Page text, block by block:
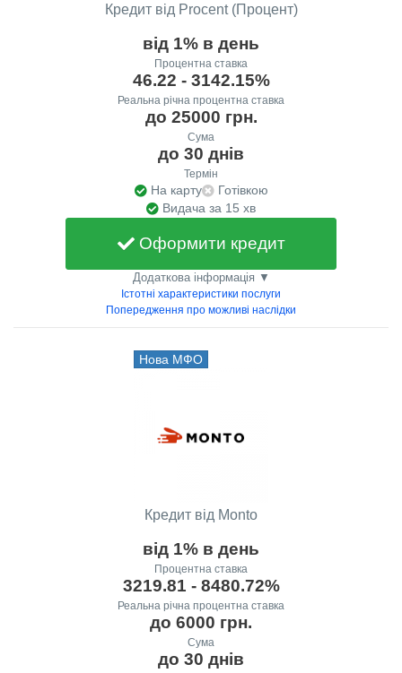
Кредит від Procent (Процент)
від 1% в день
Процентна ставка
46.22 - 3142.15%
Реальна річна процентна ставка
до 25000 грн.
Сума
до 30 днів
Термін
На карту
Готівкою
Видача за 15 хв
Оформити кредит
Додаткова інформація ▼
Істотні характеристики послуги
Попередження про можливі наслідки
Нова МФО
Кредит від Monto
від 1% в день
Процентна ставка
3219.81 - 8480.72%
Реальна річна процентна ставка
до 6000 грн.
Сума
до 30 днів